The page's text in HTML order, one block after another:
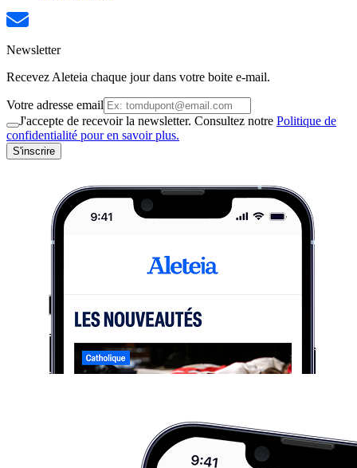
Newsletter
Recevez Aleteia chaque jour dans votre boite e-mail.
Votre adresse email
J'accepte de recevoir la newsletter. Consultez notre Politique de
confidentialité pour en savoir plus.
S'inscrire